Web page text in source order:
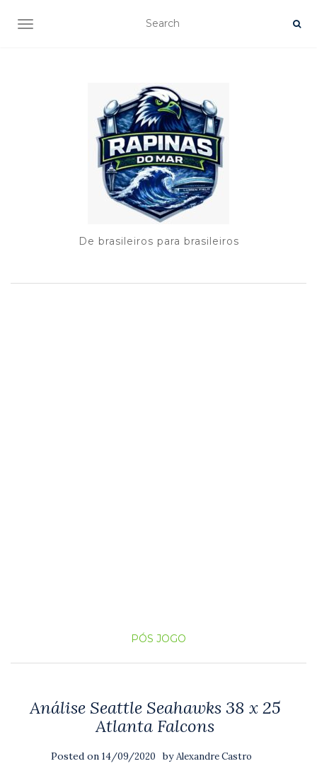
TOGGLE NAVIGATION
De brasileiros para brasileiros
PÓS JOGO
Análise Seattle Seahawks 38 x 25
Atlanta Falcons
Posted on 14/09/2020 byAlexandre Castro